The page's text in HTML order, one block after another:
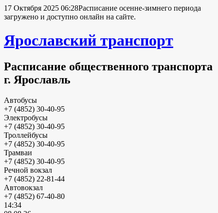
17 Октября 2025 06:28Расписание осенне-зимнего периода
загружено и доступно онлайн на сайте.
Ярославский транспорт
Расписание общественного транспорта
г. Ярославль
Автобусы
+7 (4852) 30-40-95
Электробусы
+7 (4852) 30-40-95
Троллейбусы
+7 (4852) 30-40-95
Трамваи
+7 (4852) 30-40-95
Речной вокзал
+7 (4852) 22-81-44
Автовокзал
+7 (4852) 67-40-80
14:34